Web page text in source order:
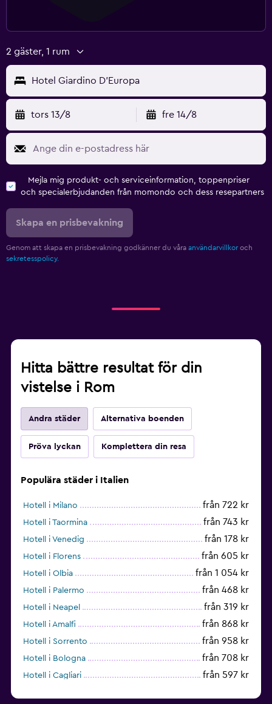
2 gäster, 1 rum
Hotel Giardino D'Europa
tors 13/8 fre 14/8
Mejla mig produkt- och serviceinformation, toppenpriser
och specialerbjudanden från momondo och dess resepartners
Skapa en prisbevakning
Genom att skapa en prisbevakning godkänner du våra användarvillkor och
sekretesspolicy.
Hitta bättre resultat för din
vistelse i Rom
Andra städer Alternativa boenden
Pröva lyckan Komplettera din resa
Populära städer i Italien
Hotell i Milano från 722 kr
Hotell i Taormina från 743 kr
Hotell i Venedig från 178 kr
Hotell i Florens från 605 kr
Hotell i Olbia från 1 054 kr
Hotell i Palermo från 468 kr
Hotell i Neapel från 319 kr
Hotell i Amalfi från 868 kr
Hotell i Sorrento från 958 kr
Hotell i Bologna från 708 kr
Hotell i Cagliari från 597 kr